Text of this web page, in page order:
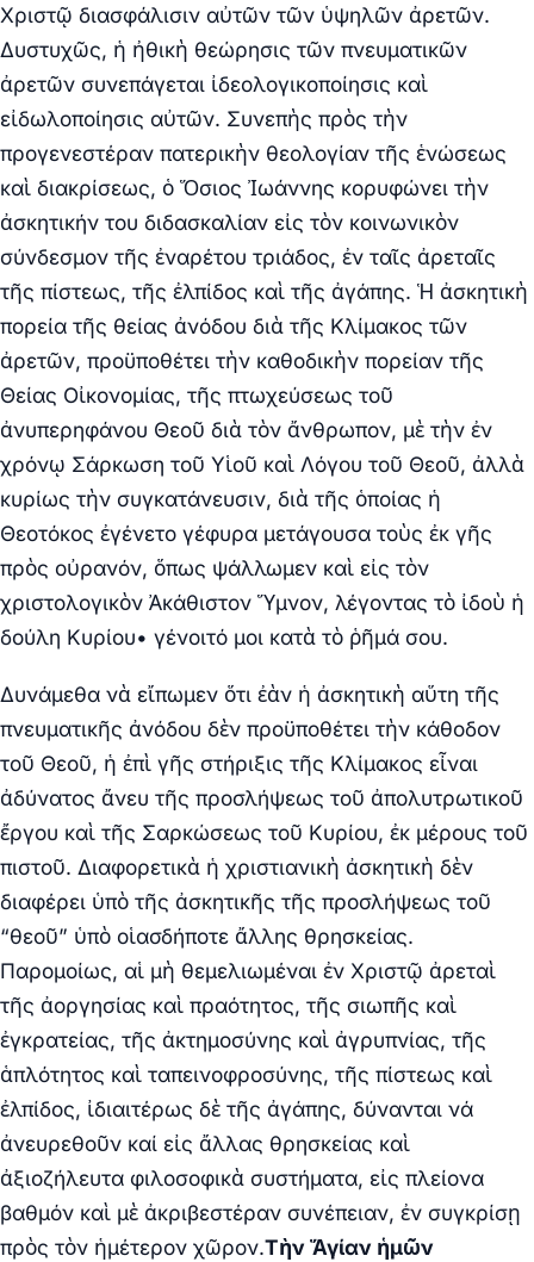
Χριστῷ διασφάλισιν αὐτῶν τῶν ὑψηλῶν ἀρετῶν.
Δυστυχῶς, ἡ ἠθικὴ θεώρησις τῶν πνευματικῶν
ἀρετῶν συνεπάγεται ἰδεολογικοποίησις καὶ
εἰδωλοποίησις αὐτῶν. Συνεπὴς πρὸς τὴν
προγενεστέραν πατερικὴν θεολογίαν τῆς ἑνώσεως
καὶ διακρίσεως, ὁ Ὅσιος Ἰωάννης κορυφώνει τὴν
ἀσκητικήν του διδασκαλίαν εἰς τὸν κοινωνικὸν
σύνδεσμον τῆς ἐναρέτου τριάδος, ἐν ταῖς ἀρεταῖς
τῆς πίστεως, τῆς ἐλπίδος καὶ τῆς ἀγάπης. Ἡ ἀσκητικὴ
πορεία τῆς θείας ἀνόδου διὰ τῆς Κλίμακος τῶν
ἀρετῶν, προϋποθέτει τὴν καθοδικὴν πορείαν τῆς
Θείας Οἰκονομίας, τῆς πτωχεύσεως τοῦ
ἀνυπερηφάνου Θεοῦ διὰ τὸν ἄνθρωπον, μὲ τὴν ἐν
χρόνῳ Σάρκωση τοῦ Υἱοῦ καὶ Λόγου τοῦ Θεοῦ, ἀλλὰ
κυρίως τὴν συγκατάνευσιν, διὰ τῆς ὁποίας ἡ
Θεοτόκος ἐγένετο γέφυρα μετάγουσα τοὺς ἐκ γῆς
πρὸς οὐρανόν, ὅπως ψάλλωμεν καὶ εἰς τὸν
χριστολογικὸν Ἀκάθιστον Ὕμνον, λέγοντας τὸ ἰδοὺ ἡ
δούλη Κυρίου• γένοιτό μοι κατὰ τὸ ῥῆμά σου.
Δυνάμεθα νὰ εἴπωμεν ὅτι ἐὰν ἡ ἀσκητικὴ αὕτη τῆς
πνευματικῆς ἀνόδου δὲν προϋποθέτει τὴν κάθοδον
τοῦ Θεοῦ, ἡ ἐπὶ γῆς στήριξις τῆς Κλίμακος εἶναι
ἀδύνατος ἄνευ τῆς προσλήψεως τοῦ ἀπολυτρωτικοῦ
ἔργου καὶ τῆς Σαρκώσεως τοῦ Κυρίου, ἐκ μέρους τοῦ
πιστοῦ. Διαφορετικὰ ἡ χριστιανικὴ ἀσκητικὴ δὲν
διαφέρει ὑπὸ τῆς ἀσκητικῆς τῆς προσλήψεως τοῦ
“θεοῦ” ὑπὸ οἱασδήποτε ἄλλης θρησκείας.
Παρομοίως, αἱ μὴ θεμελιωμέναι ἐν Χριστῷ ἀρεταὶ
τῆς ἀοργησίας καὶ πραότητος, τῆς σιωπῆς καὶ
ἐγκρατείας, τῆς ἀκτημοσύνης καὶ ἀγρυπνίας, τῆς
ἁπλότητος καὶ ταπεινοφροσύνης, τῆς πίστεως καὶ
ἐλπίδος, ἰδιαιτέρως δὲ τῆς ἀγάπης, δύνανται νά
ἀνευρεθοῦν καί εἰς ἄλλας θρησκείας καὶ
ἀξιοζήλευτα φιλοσοφικὰ συστήματα, εἰς πλείονα
βαθμόν καὶ μὲ ἀκριβεστέραν συνέπειαν, ἐν συγκρίσῃ
πρὸς τὸν ἡμέτερον χῶρον.Τὴν Ἅγίαν ἡμῶν